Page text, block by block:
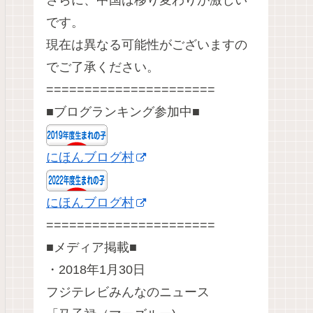
です。
現在は異なる可能性がございますの
でご了承ください。
======================
■ブログランキング参加中■
にほんブログ村
にほんブログ村
======================
■メディア掲載■
・2018年1月30日
フジテレビみんなのニュース